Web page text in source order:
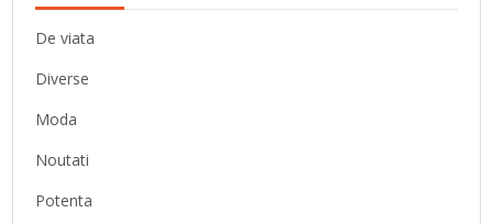
De viata
Diverse
Moda
Noutati
Potenta